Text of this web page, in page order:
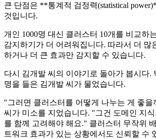
큰 단점은 **통계적 검정력(statistical
것입니다.
개인 1000명 대신 클러스터 10개를 비교하
감지하기가 더 어려워집니다. 따라서 더 많
하거나 더 큰 효과만 감지할 수 있습니다.
다시 김개발 씨의 이야기로 돌아가 봅시다.
명을 들은 김개발 씨가 물었습니다.
"그러면 클러스터를 어떻게 나누는 게 좋을
씨가 미소를 지었습니다. "그건 도메인 지
를 함께 고려해야 해요." 클러스터 무작위
트워크 효과가 있는 상황에서도 신뢰할 수